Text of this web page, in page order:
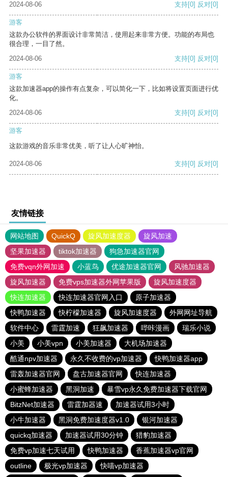
2024-08-06 支持[0] 反对[0]
游客
这款办公软件的界面设计非常简洁，使用起来非常方便。功能的布局也
很合理，一目了然。
2024-08-06
支持[0] 反对[0]
游客
这款加速器app的操作有点复杂，可以简化一下，比如将设置页面进行优
化。
2024-08-06
支持[0] 反对[0]
游客
这款游戏的音乐非常优美，听了让人心旷神怡。
2024-08-06 支持[0] 反对[0]
友情链接
网站地图 QuickQ 旋风加速度器
旋风加速
坚果加速器
tiktok加速器
狗急加速器官网
免费vqn外网加速
小蓝鸟 优途加速器官网
风驰加速器
旋风加速器
免费vps加速器外网苹果版
旋风加速度器
快连加速器
快连加速器官网入口
原子加速器
快鸭加速器
快柠檬加速器 旋风加速度器
外网网址导航
软件中心
雷霆加速 狂飙加速器 哔咔漫画
瑞乐小说
小美
小美vpn 小美加速器
大机场加速器
酷通npv加速器
永久不收费的vp加速器
快鸭加速器app
雷轰加速器官网
盘古加速器官网
快连加速器
小蜜蜂加速器
黑洞加速
暴雪vp永久免费加速器下载官网
BitzNet加速器
雷霆加器速
加速器试用3小时
小牛加速器
黑洞免费加速度器v1.0
银河加速器
quickq加速器
加速器试用30分钟
猎豹加速器
免费vp加速七天试用
快鸭加速器
香蕉加速器vp官网
outline
极光vp加速器 快喵vp加速器